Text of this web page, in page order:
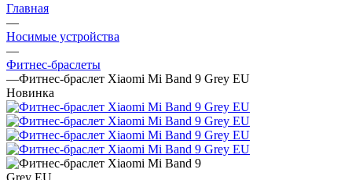
Главная
—
Носимые устройства
—
Фитнес-браслеты
—Фитнес-браслет Xiaomi Mi Band 9 Grey EU
Новинка